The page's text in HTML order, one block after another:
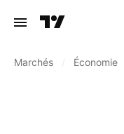
Marchés Économie